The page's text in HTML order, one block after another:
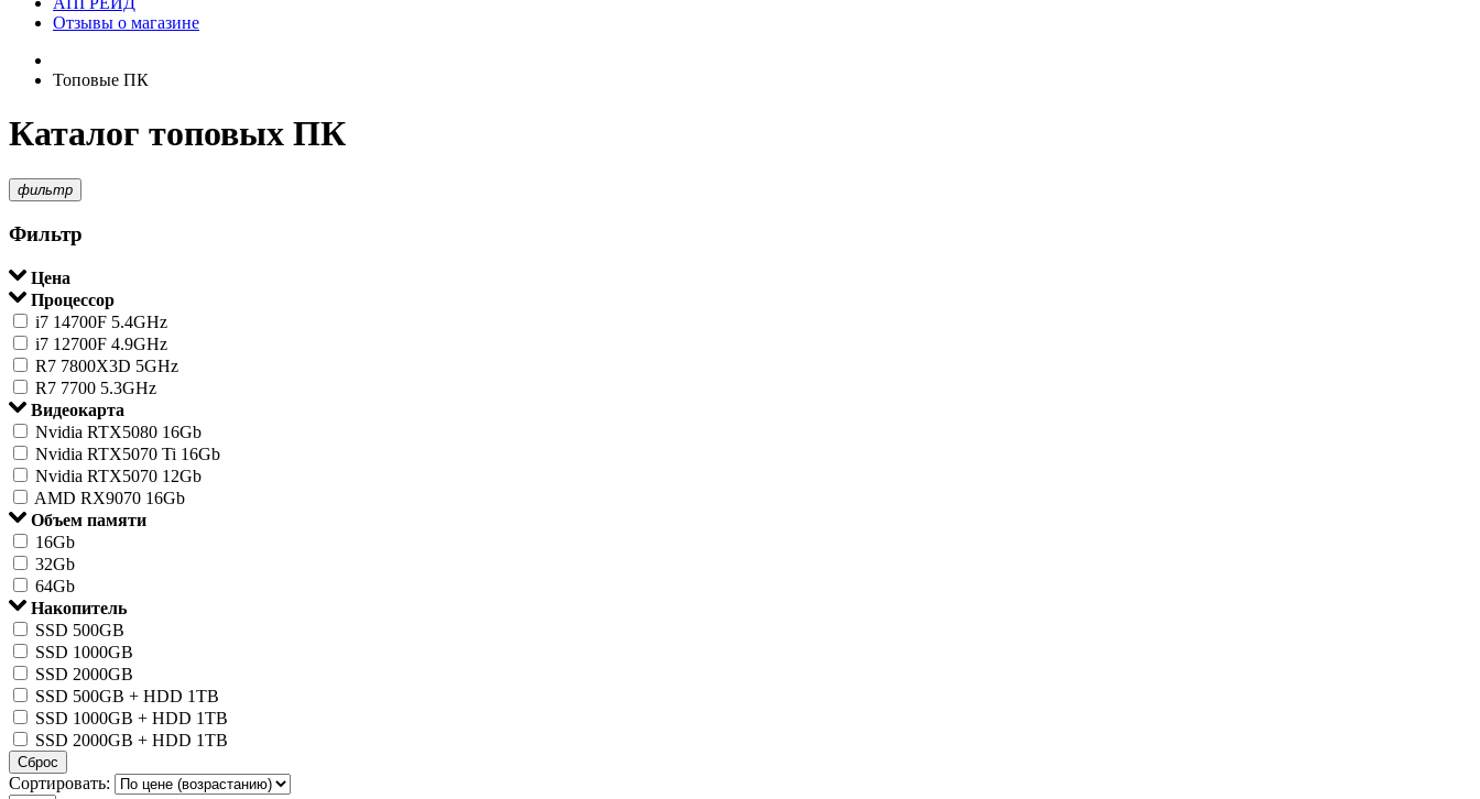
Отзывы о магазине
Топовые ПК
Каталог топовых ПК
фильтр
Фильтр
Цена
Процессор
i7 14700F 5.4GHz
i7 12700F 4.9GHz
R7 7800X3D 5GHz
R7 7700 5.3GHz
Видеокарта
Nvidia RTX5080 16Gb
Nvidia RTX5070 Ti 16Gb
Nvidia RTX5070 12Gb
AMD RX9070 16Gb
Объем памяти
16Gb
32Gb
64Gb
Накопитель
SSD 500GB
SSD 1000GB
SSD 2000GB
SSD 500GB + HDD 1TB
SSD 1000GB + HDD 1TB
SSD 2000GB + HDD 1TB
Сброс
Сортировать: